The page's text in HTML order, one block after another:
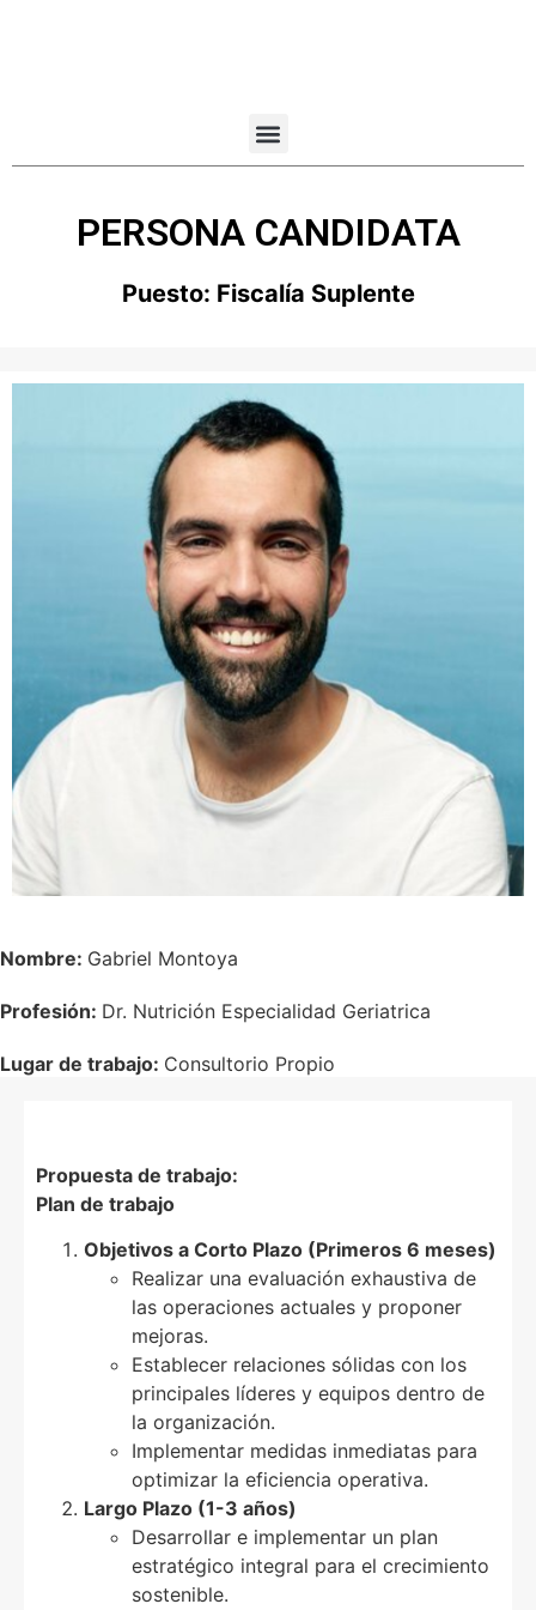
PERSONA CANDIDATA
Puesto: Fiscalía Suplente
Nombre: Gabriel Montoya
Profesión: Dr. Nutrición Especialidad Geriatrica
Lugar de trabajo: Consultorio Propio
Propuesta de trabajo:
Plan de trabajo
Objetivos a Corto Plazo (Primeros 6 meses)
Realizar una evaluación exhaustiva de
las operaciones actuales y proponer
mejoras.
Establecer relaciones sólidas con los
principales líderes y equipos dentro de
la organización.
Implementar medidas inmediatas para
optimizar la eficiencia operativa.
Largo Plazo (1-3 años)
Desarrollar e implementar un plan
estratégico integral para el crecimiento
sostenible.